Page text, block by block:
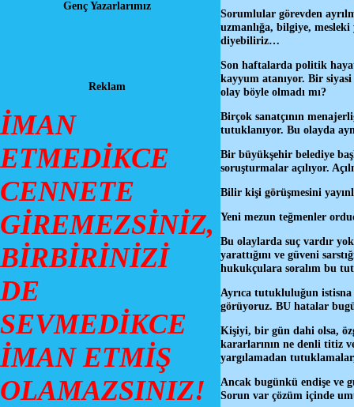
Genç Yazarlarımız
Reklam
İMAN
ETMEDİKCE
CENNETE
GİREMEZSİNİZ,
BİRBİRİNİZİ
DE
SEVMEDİKCE
İMAN ETMİŞ
OLAMAZSINIZ!
Sorumlular görevden
uzmanlığa, bilgiye,
diyebiliriz…
Son haftalarda politik
kayyum atanıyor. Bir
olay böyle olmadı mı?
Birçok sanatçının
tutuklanıyor. Bu olayda
Bir büyükşehir belediye
soruşturmalar açılıyor.
Bilir kişi görüşmesini
Yeni mezun teğmenler
Bu olaylarda suç vardır
yarattığını ve güveni
hukukçulara soralım bu
Ayrıca tutukluluğun
görüyoruz. BU hatalar
Kişiyi, bir gün dahi olsa,
kararlarının ne denli titiz
yargılamadan
Ancak bugünkü endişe ve
Sorun var çözüm içinde